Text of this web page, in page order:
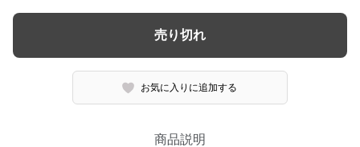
売り切れ
お気に入りに追加する
商品説明